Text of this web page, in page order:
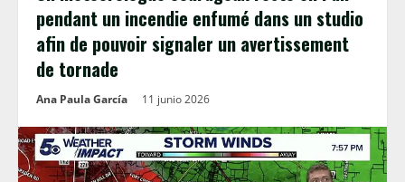
pendant un incendie enfumé dans un studio
afin de pouvoir signaler un avertissement
de tornade
Ana Paula García 11 junio 2026